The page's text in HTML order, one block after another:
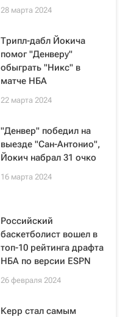
28 марта 2024
Трипл-дабл Йокича
помог "Денверу"
обыграть "Никс" в
матче НБА
22 марта 2024
"Денвер" победил на
выезде "Сан-Антонио",
Йокич набрал 31 очко
16 марта 2024
Российский
баскетболист вошел в
топ-10 рейтинга драфта
НБА по версии ESPN
26 февраля 2024
Керр стал самым